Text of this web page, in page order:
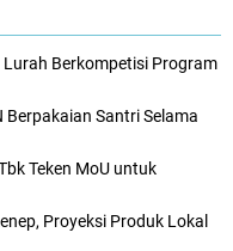
Berkompetisi Program
Berpakaian Santri Selama
Teken MoU untuk
Proyeksi Produk Lokal